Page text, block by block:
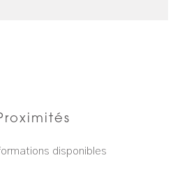
disponibles